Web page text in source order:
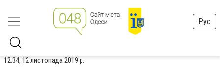
Рус
12:34, 12 листопада 2019 р.